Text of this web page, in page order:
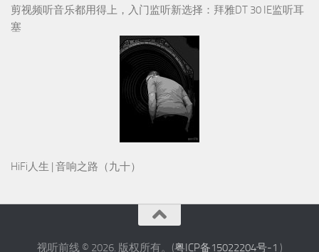
剪视频听音乐都用得上，入门监听新选择：拜雅DT 30 IE监听耳
塞
HiFi人生 | 音响之路（九十）
视听前线 © 2026. 版权所有。(粤ICP备15022204号-1 )